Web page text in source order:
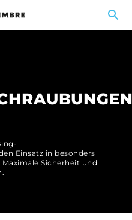
Einsatz in besonders
Sicherheit und